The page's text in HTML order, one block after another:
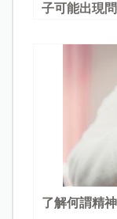
子可能出現問
了解何謂精